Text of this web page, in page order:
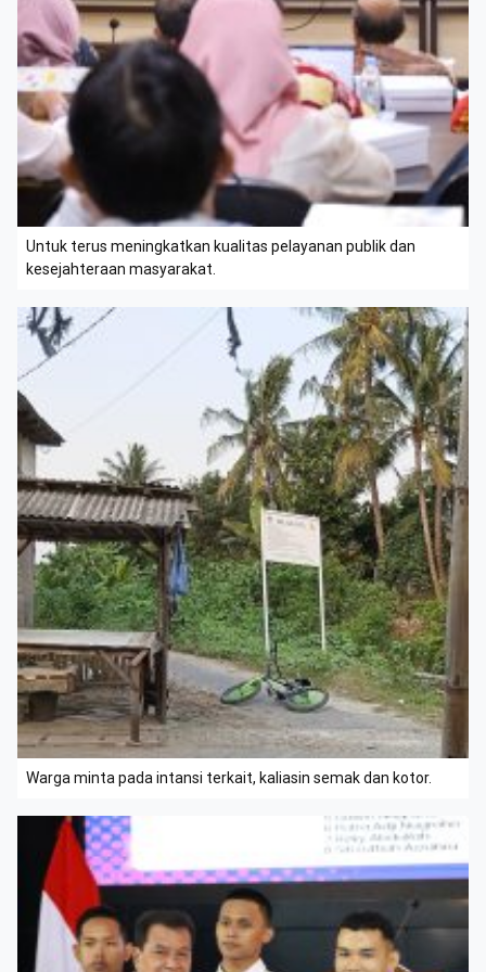
Untuk terus meningkatkan kualitas pelayanan publik dan
kesejahteraan masyarakat.
Warga minta pada intansi terkait, kaliasin semak dan kotor.